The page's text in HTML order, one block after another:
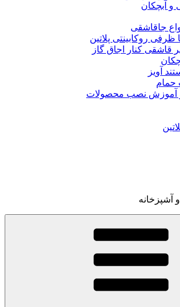
و آبچکان
جاقاشقی
ظرفی روکابینتی پلاتین
قاشقی کنار اجاق گاز
آویز
حمام
آموزش نصب محصولات
آشپزخانه